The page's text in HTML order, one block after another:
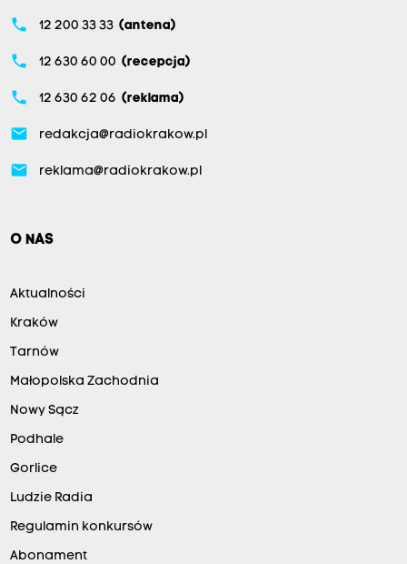
i
K
r
o
i
.
t
w
i
r
.
c
o
phone 12 200 33 33 (antena)
phone 12 630 60 00 (recepcja)
phone 12 630 62 06 (reklama)
email redakcja@radiokrakow.pl
email reklama@radiokrakow.pl
O NAS
Aktualności
Kraków
Tarnów
Małopolska Zachodnia
Nowy Sącz
Podhale
Gorlice
Ludzie Radia
Regulamin konkursów
Abonament